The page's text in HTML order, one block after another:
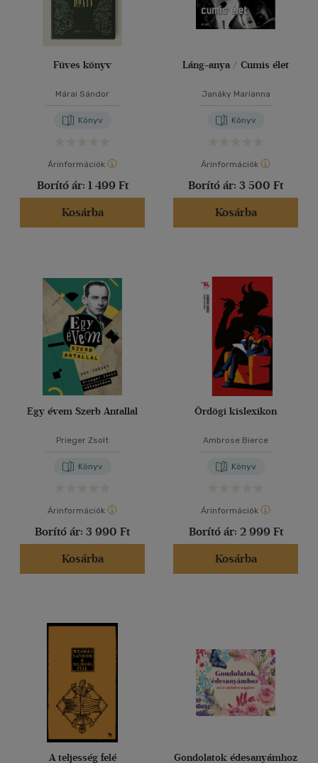
Füves könyv
Márai Sándor
Könyv
Árinformációk
Borító ár: 1 499 Ft
Kosárba
Láng-anya / Cumis élet
Janáky Marianna
Könyv
Árinformációk
Borító ár: 3 500 Ft
Kosárba
Egy évem Szerb Antallal
Prieger Zsolt
Könyv
Árinformációk
Borító ár: 3 990 Ft
Kosárba
Ördögi kislexikon
Ambrose Bierce
Könyv
Árinformációk
Borító ár: 2 999 Ft
Kosárba
A teljesség felé Gondolatok édesanyámhoz